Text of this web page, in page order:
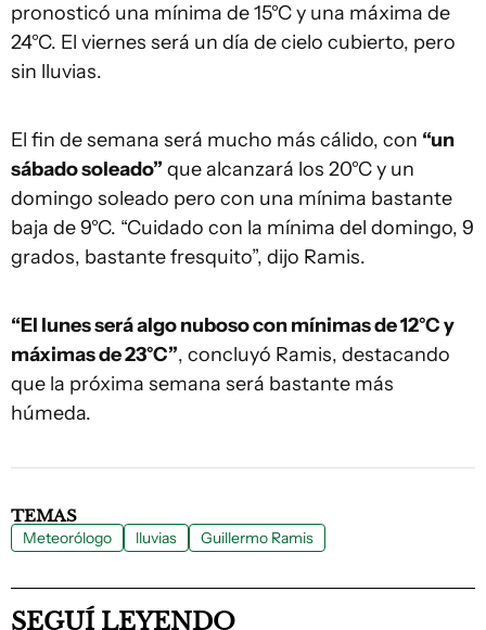
pronosticó una mínima de 15°C y una máxima de
24°C. El viernes será un día de cielo cubierto, pero
sin lluvias.
El fin de semana será mucho más cálido, con “un
sábado soleado” que alcanzará los 20°C y un
domingo soleado pero con una mínima bastante
baja de 9°C. “Cuidado con la mínima del domingo, 9
grados, bastante fresquito”, dijo Ramis.
“El lunes será algo nuboso con mínimas de 12°C y
máximas de 23°C”, concluyó Ramis, destacando
que la próxima semana será bastante más
húmeda.
TEMAS
Meteorólogo lluvias Guillermo Ramis
SEGUÍ LEYENDO